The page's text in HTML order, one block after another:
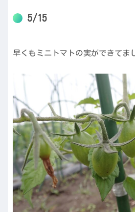
5/15
早くもミニトマトの実ができてま